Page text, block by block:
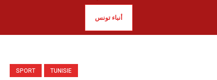
أنباء تونس
SPORT TUNISIE